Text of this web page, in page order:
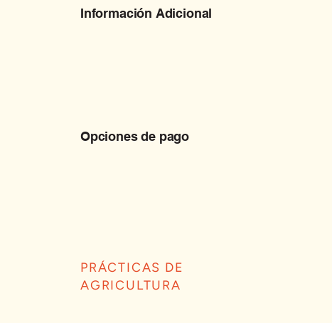
Información Adicional
Opciones de pago
PRÁCTICAS DE
AGRICULTURA